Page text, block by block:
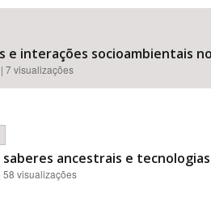
e interações socioambientais
| 7 visualizações
ancestrais e tecnologias
| 58 visualizações